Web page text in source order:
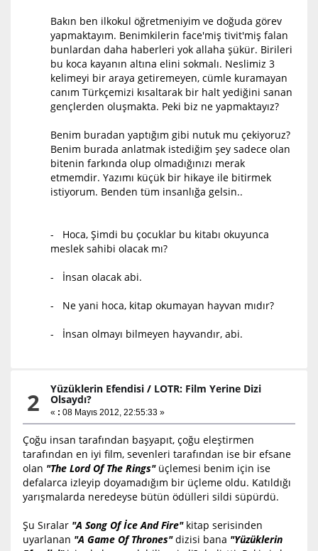
Bakın ben ilkokul öğretmeniyim ve doğuda görev
yapmaktayım. Benimkilerin face'miş tivit'miş falan
bunlardan daha haberleri yok allaha şükür. Birileri
bu koca kayanın altına elini sokmalı. Neslimiz 3
kelimeyi bir araya getiremeyen, cümle kuramayan
canım Türkçemizi kısaltarak bir halt yediğini sanan
gençlerden oluşmakta. Peki biz ne yapmaktayız?
Benim buradan yaptığım gibi nutuk mu çekiyoruz?
Benim burada anlatmak istediğim şey sadece olan
bitenin farkında olup olmadığınızı merak
etmemdir. Yazımı küçük bir hikaye ile bitirmek
istiyorum. Benden tüm insanlığa gelsin..
- Hoca, Şimdi bu çocuklar bu kitabı okuyunca
meslek sahibi olacak mı?
- İnsan olacak abi.
- Ne yani hoca, kitap okumayan hayvan mıdır?
- İnsan olmayı bilmeyen hayvandır, abi.
2 Yüzüklerin Efendisi / LOTR: Film Yerine Dizi
Olsaydı?
« : 08 Mayıs 2012, 22:55:33 »
Çoğu insan tarafından başyapıt, çoğu eleştirmen
tarafından en iyi film, sevenleri tarafından ise bir efsane
olan "The Lord Of The Rings"üçlemesi benim için ise
defalarca izleyip doyamadığım bir üçleme oldu. Katıldığı
yarışmalarda neredeyse bütün ödülleri sildi süpürdü.
Şu Sıralar "A Song Of İce And Fire"kitap serisinden
uyarlanan "A Game Of Thrones"dizisi bana "Yüzüklerin